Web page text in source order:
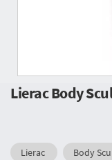
Lierac Body
Lierac Body